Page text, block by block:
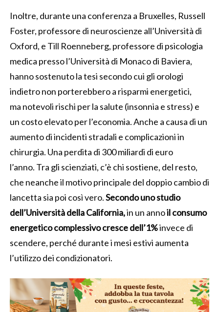
Inoltre, durante una conferenza a Bruxelles, Russell
Foster, professore di neuroscienze all’Università di
Oxford, e Till Roenneberg, professore di psicologia
medica presso l’Università di Monaco di Baviera,
hanno sostenuto la tesi secondo cui gli orologi
indietro non porterebbero a risparmi energetici,
ma notevoli rischi per la salute (insonnia e stress) e
un costo elevato per l’economia. Anche a causa di un
aumento di incidenti stradali e complicazioni in
chirurgia. Una perdita di 300 miliardi di euro
l’anno. Tra gli scienziati, c’è chi sostiene, del resto,
che neanche il motivo principale del doppio cambio di
lancetta sia poi così vero.Secondo uno studio
dell’Università della California,in un annoil consumo
energetico complessivo cresce dell’1%invece di
scendere, perché durante i mesi estivi aumenta
l’utilizzo dei condizionatori.